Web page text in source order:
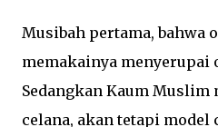
Musibah pertama, bahwa
memakainya menyerupai
Sedangkan Kaum Muslim
celana, akan tetapi model